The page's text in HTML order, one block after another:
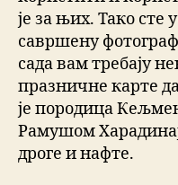
је за њих. Тако сте
савршену
сада вам требају
празничне карте
је породица
Рамушом
дроге и нафте.